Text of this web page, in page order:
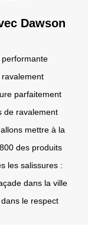
Dawson
performante
parfaitement
de ravalement
mettre à la
des produits
les salissures :
dans la ville
le respect